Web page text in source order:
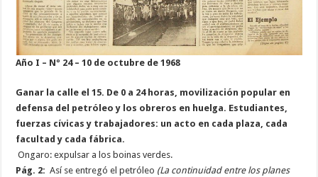
Año I – Nº 24 – 10 de octubre de 1968
Ganar la calle el 15. De 0 a 24 horas, movilización popular en
defensa del petróleo y los obreros en huelga. Estudiantes,
fuerzas cívicas y trabajadores: un acto en cada plaza, cada
facultad y cada fábrica.
Ongaro: expulsar a los boinas verdes.
Pág. 2: Así se entregó el petróleo (La continuidad entre los planes